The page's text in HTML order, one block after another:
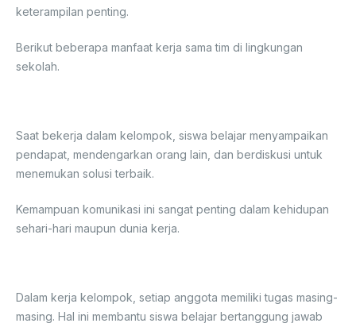
keterampilan penting.
Berikut beberapa manfaat kerja sama tim di lingkungan
sekolah.
Saat bekerja dalam kelompok, siswa belajar menyampaikan
pendapat, mendengarkan orang lain, dan berdiskusi untuk
menemukan solusi terbaik.
Kemampuan komunikasi ini sangat penting dalam kehidupan
sehari-hari maupun dunia kerja.
Dalam kerja kelompok, setiap anggota memiliki tugas masing-
masing. Hal ini membantu siswa belajar bertanggung jawab